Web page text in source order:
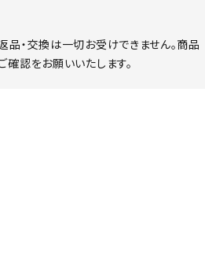
・交換は一切お受けできません。商品
確認をお願いいたします。